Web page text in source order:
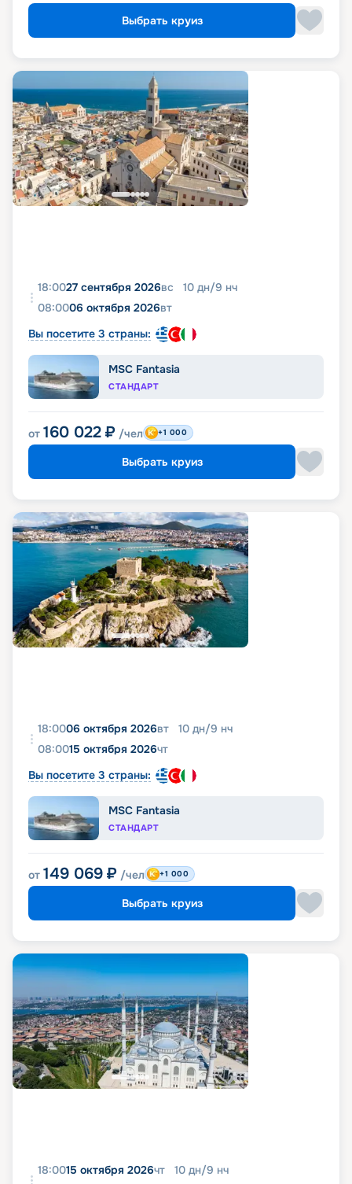
Выбрать круиз
18:0027 сентября 2026вс 10 дн/9 нч
08:0006 октября 2026вт
Вы посетите 3 страны:
MSC Fantasia
СТАНДАРТ
от 160 022 ₽ /чел +1 000
Выбрать круиз
18:0006 октября 2026вт 10 дн/9 нч
08:0015 октября 2026чт
Вы посетите 3 страны:
MSC Fantasia
СТАНДАРТ
от 149 069 ₽ /чел +1 000
Выбрать круиз
18:0015 октября 2026чт 10 дн/9 нч